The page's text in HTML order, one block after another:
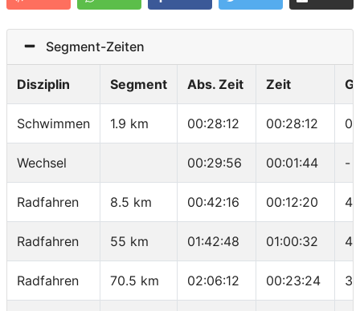
Segment-Zeiten
Disziplin Segment Abs. Zeit Zeit
Schwimmen 1.9 km 00:28:12 00:28:12
Wechsel 00:29:56 00:01:44 -
Radfahren 8.5 km 00:42:16 00:12:20
Radfahren 55 km 01:42:48 01:00:32
Radfahren 70.5 km 02:06:12 00:23:24